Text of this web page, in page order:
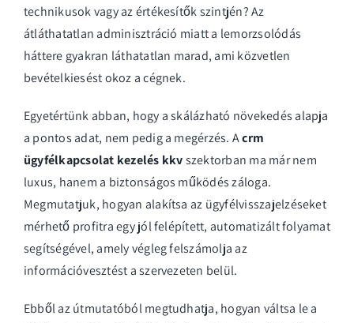
technikusok vagy az értékesítők szintjén? Az
átláthatatlan adminisztráció miatt a lemorzsolódás
háttere gyakran láthatatlan marad, ami közvetlen
bevételkiesést okoz a cégnek.
Egyetértünk abban, hogy a skálázható növekedés alapja
a pontos adat, nem pedig a megérzés. Acrm
ügyfélkapcsolat kezelés kkvszektorban ma már nem
luxus, hanem a biztonságos működés záloga.
Megmutatjuk, hogyan alakítsa az ügyfélvisszajelzéseket
mérhető profitra egy jól felépített, automatizált folyamat
segítségével, amely végleg felszámolja az
információvesztést a szervezeten belül.
Ebből az útmutatóból megtudhatja, hogyan váltsa le a